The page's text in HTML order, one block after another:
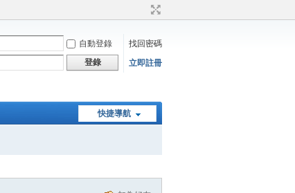
自動登錄
找回密碼
登錄 立即註冊
快捷導航